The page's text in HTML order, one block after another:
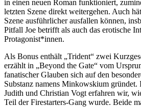
in einen neuen Roman funktioniert,
letzten Szene direkt weitergehen. Auch
Szene ausführlicher ausfallen können,
Pitfall Joe betrifft als auch das erotische
Protagonist*innen.
Als Bonus enthält „Trident“ zwei
erzählt in „Beyond the Gate“ vom
fanatischer Glauben sich auf den
Substanz namens Minkowskium gründet.
Judith und Christian Vogt erfahren wir,
Teil der Firestarters-Gang wurde. Beide